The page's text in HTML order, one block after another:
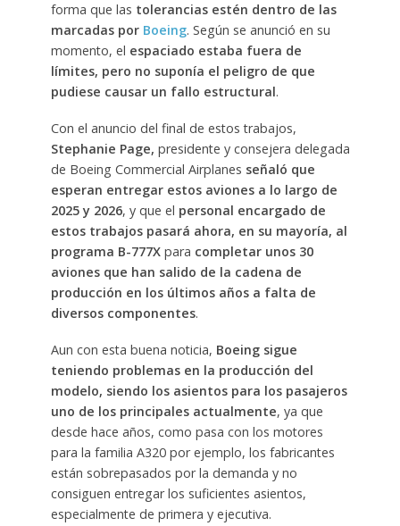
forma que las tolerancias estén dentro de las
marcadas por Boeing. Según se anunció en su
momento, el espaciado estaba fuera de
límites, pero no suponía el peligro de que
pudiese causar un fallo estructural.
Con el anuncio del final de estos trabajos,
Stephanie Page, presidente y consejera delegada
de Boeing Commercial Airplanes señaló que
esperan entregar estos aviones a lo largo de
2025 y 2026, y que el personal encargado de
estos trabajos pasará ahora, en su mayoría, al
programa B-777Xpara completar unos 30
aviones que han salido de la cadena de
producción en los últimos años a falta de
diversos componentes.
Aun con esta buena noticia, Boeing sigue
teniendo problemas en la producción del
modelo, siendo los asientos para los pasajeros
uno de los principales actualmente, ya que
desde hace años, como pasa con los motores
para la familia A320 por ejemplo, los fabricantes
están sobrepasados por la demanda y no
consiguen entregar los suficientes asientos,
especialmente de primera y ejecutiva.